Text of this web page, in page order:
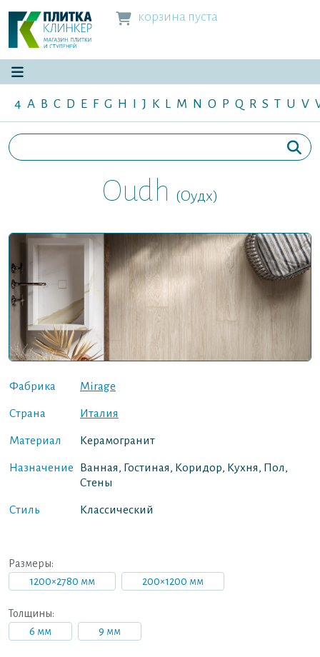
корзина пуста
4 A B C D E F G H I J K L M N O P Q R S T U V
Oudh (Оудх)
Фабрика Mirage
Страна Италия
Материал Керамогранит
Назначение
Ванная, Гостиная, Коридор, Кухня, Пол,
Стены
Стиль Классический
Размеры:
1200×2780 мм
200×1200 мм
Толщины:
6 мм
9 мм